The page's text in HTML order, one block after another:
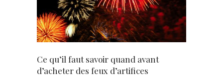
Ce qu’il faut savoir quand avant
d’acheter des feux d’artifices